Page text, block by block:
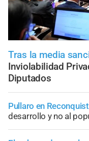
Tras la media
Inviolabilidad
Diputados
Pullaro en
desarrollo y no al